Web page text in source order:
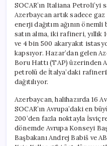
SOCAR’ın Italiana Petroli’yi
Azerbaycan artık sadece
enerji dağıtım ağının
satın alma, iki rafineri,
ve 4 bin 500 akaryakıt
kapsıyor. Hazar’dan gelen
Boru Hattı (TAP) üzerinden
petrolü de İtalya’daki
dağıtılıyor.
Azerbaycan, halihazırda 16
SOCAR’ın Avrupa’daki en
200’den fazla noktayla
dönemde Avrupa Konseyi
Başbakanı Andrej Babiš ve